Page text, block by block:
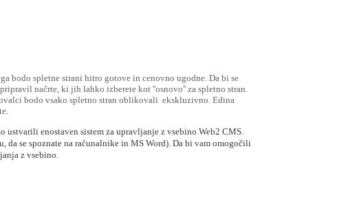
bodo spletne strani hitro gotove in cenovno ugodne. Da bi se
načrte, ki jih lahko izberete kot ''osnovo'' za spletno stran.
bodo vsako spletno stran oblikovali ekskluzivno. Edina
enostaven sistem za upravljanje z vsebino Web2 CMS.
se spoznate na računalnike in MS Word). Da bi vam omogočili
z vsebino.